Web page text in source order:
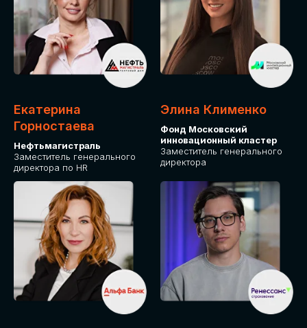
Екатерина
Горностаева
Нефтьмагистраль
Заместитель генерального
директора по HR
Элина Клименко
Фонд Московский
инновационный кластер
Заместитель генерального
директора
Приглашаем стать партнером GLOBAL
TECH FORUM и презентовать ваши
решения целевой аудитории. Будем
рады сотрудничеству!
СТАНЬТЕ
ЭКСПОНЕНТОМ
ПОДАТЬ ЗАЯВКУ
IT Solutions for Business
СТОИМОСТЬ
УЧАСТИЯ